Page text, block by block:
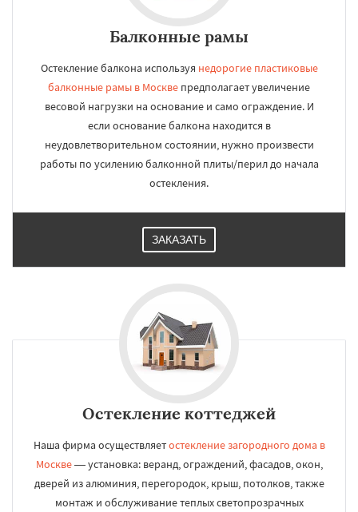
Балконные рамы
Остекление балкона используя недорогие пластиковые
балконные рамы в Москве предполагает увеличение
весовой нагрузки на основание и само ограждение. И
если основание балкона находится в
неудовлетворительном состоянии, нужно произвести
работы по усилению балконной плиты/перил до начала
остекления.
ЗАКАЗАТЬ
Остекление коттеджей
Наша фирма осуществляетостекление загородного дома в
Москве— установка: веранд, ограждений, фасадов, окон,
дверей из алюминия, перегородок, крыш, потолков, также
монтаж и обслуживание теплых светопрозрачных